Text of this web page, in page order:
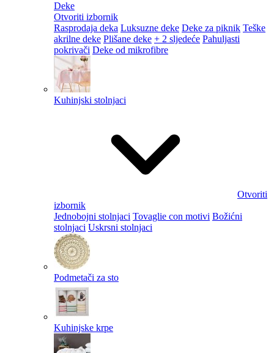
Deke
Otvoriti izbornik
Rasprodaja deka Luksuzne deke Deke za piknik Teške
akrilne deke Plišane deke + 2 sljedeće Pahuljasti
pokrivači Deke od mikrofibre
Kuhinjski stolnjaci
Otvoriti
izbornik
Jednobojni stolnjaci Tovaglie con motivi Božićni
stolnjaci Uskrsni stolnjaci
Podmetači za sto
Kuhinjske krpe